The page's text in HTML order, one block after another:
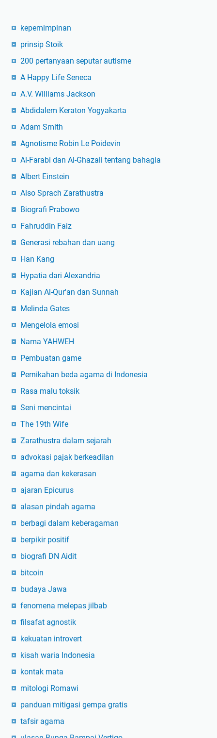
kepemimpinan
prinsip Stoik
200 pertanyaan seputar autisme
A Happy Life Seneca
A.V. Williams Jackson
Abdidalem Keraton Yogyakarta
Adam Smith
Agnotisme Robin Le Poidevin
Al-Farabi dan Al-Ghazali tentang bahagia
Albert Einstein
Also Sprach Zarathustra
Biografi Prabowo
Fahruddin Faiz
Generasi rebahan dan uang
Han Kang
Hypatia dari Alexandria
Kajian Al-Qur'an dan Sunnah
Melinda Gates
Mengelola emosi
Nama YAHWEH
Pembuatan game
Pernikahan beda agama di Indonesia
Rasa malu toksik
Seni mencintai
The 19th Wife
Zarathustra dalam sejarah
advokasi pajak berkeadilan
agama dan kekerasan
ajaran Epicurus
alasan pindah agama
berbagi dalam keberagaman
berpikir positif
biografi DN Aidit
bitcoin
budaya Jawa
fenomena melepas jilbab
filsafat agnostik
kekuatan introvert
kisah waria Indonesia
kontak mata
mitologi Romawi
panduan mitigasi gempa gratis
tafsir agama